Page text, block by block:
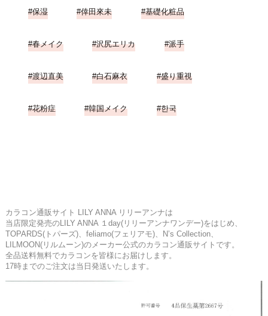
保湿 倖田來未 基礎化粧品
春メイク 沢尻エリカ 派手
渡辺直美 白石麻衣 盛り重視
花粉症 韓国メイク 한국
カラコン通販サイト LILY ANNA リリーアンナは
当店限定発売のLILY ANNA １day(リリーアンナワンデー)をはじめ、
TOPARDS(トパーズ)、feliamo(フェリアモ)、N’s Collection、
LILMOON(リルムーン)のメーカー公式のカラコン通販サイトです。
全品送料無料でカラコンを皆様にお届けします。
17時までのご注文は当日発送いたします。